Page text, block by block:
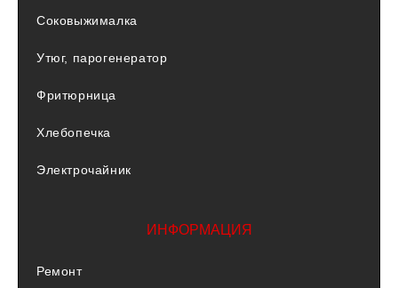
Соковыжималка
Утюг, парогенератор
Фритюрница
Хлебопечка
Электрочайник
ИНФОРМАЦИЯ
Ремонт